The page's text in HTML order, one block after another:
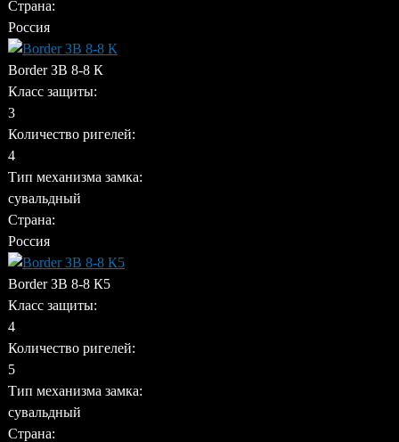
Страна:
Россия
Border ЗВ 8-8 К
Класс защиты:
3
Количество ригелей:
4
Тип механизма замка:
сувальдный
Страна:
Россия
Border ЗВ 8-8 К5
Класс защиты:
4
Количество ригелей:
5
Тип механизма замка:
сувальдный
Страна: